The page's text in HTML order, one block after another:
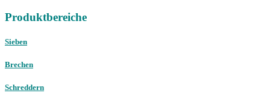
Produktbereiche
Sieben
Brechen
Schreddern